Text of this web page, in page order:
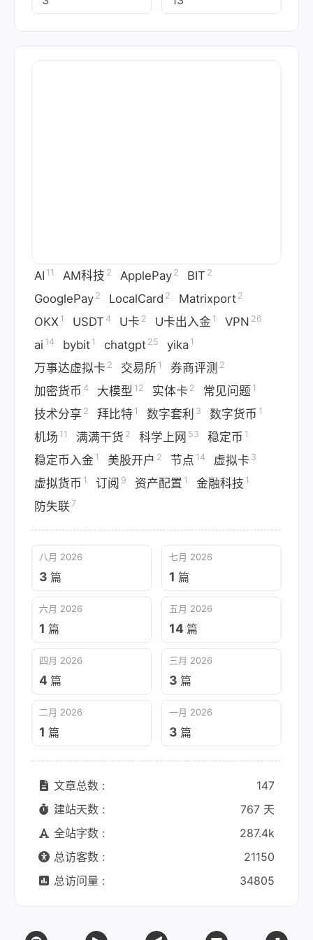
AI 11 AM科技 2 ApplePay 2 BIT 2
GooglePay 2 LocalCard 2 Matrixport 2
OKX 1 USDT 4 U卡 2 U卡出入金 1 VPN 26
ai 14 bybit 1 chatgpt 25 yika 1
万事达虚拟卡 2 交易所 1 券商评测 2
加密货币 4 大模型 12 实体卡 2 常见问题 1
技术分享 2 拜比特 1 数字套利 3 数字货币 1
机场 11 满满干货 2 科学上网 53 稳定币 1
稳定币入金 1 美股开户 2 节点 14 虚拟卡 3
虚拟货币 1 订阅 9 资产配置 1 金融科技 1
防失联 7
八月 2026
3 篇
七月 2026
1 篇
六月 2026
1 篇
五月 2026
14 篇
四月 2026
4 篇
三月 2026
3 篇
二月 2026
1 篇
一月 2026
3 篇
文章总数 :
147
建站天数 :
767 天
全站字数 :
287.4k
总访客数 :
21150
总访问量 :
34805